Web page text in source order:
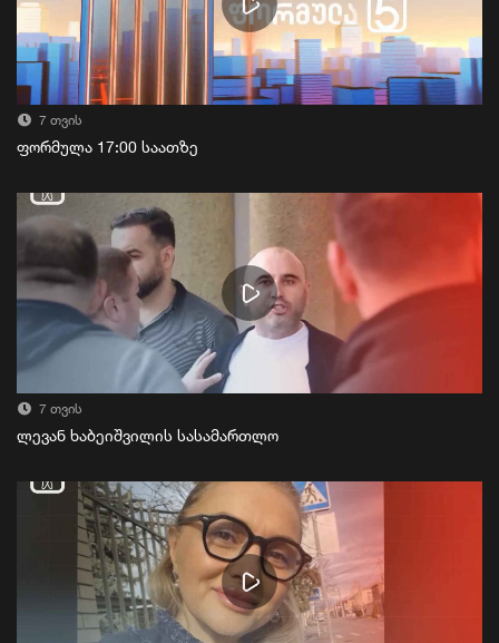
7 თვის
ფორმულა 17:00 საათზე
7 თვის
ლევან ხაბეიშვილის სასამართლო